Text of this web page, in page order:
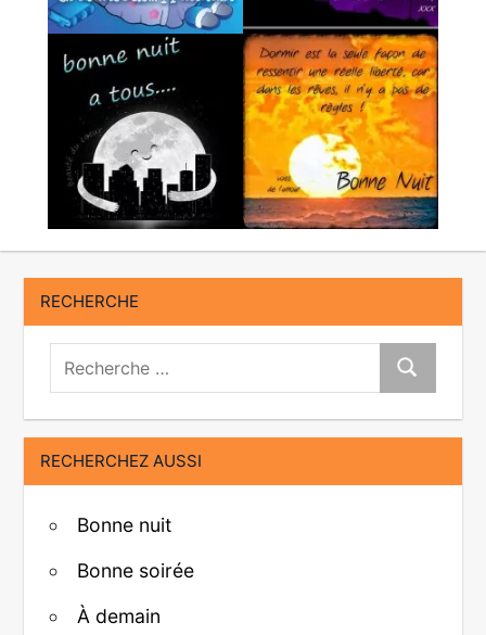
RECHERCHE
Recherche:
Recherche
RECHERCHEZ AUSSI
Bonne nuit
Bonne soirée
À demain